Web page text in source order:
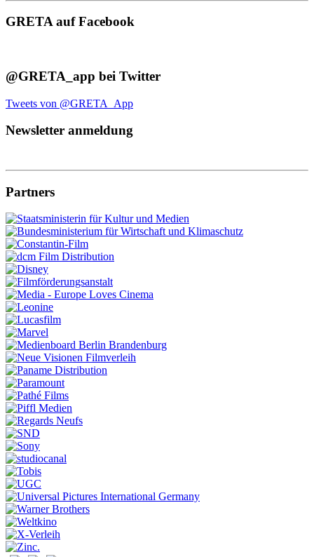
GRETA auf Facebook
@GRETA_app bei Twitter
Tweets von @GRETA_App
Newsletter anmeldung
Partners